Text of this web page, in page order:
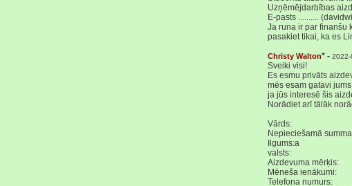
Uzņēmējdarbības
E-pasts ..........
Ja runa ir par finanšu
pasakiet tikai, ka es
Christy Walton* - 2022-
Sveiki visi!
Es esmu privāts
mēs esam gatavi
ja jūs interesē šis
Norādiet arī tālāk
Vārds:
Nepieciešamā
Ilgums:a
valsts:
Aizdevuma mērķis:
Mēneša ienākumi:
Telefona numurs: